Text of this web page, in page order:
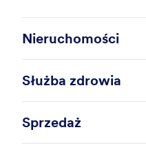
Nieruchomości
Służba zdrowia
Sprzedaż